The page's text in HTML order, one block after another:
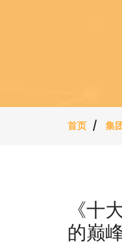
首页 集
《十
的巅